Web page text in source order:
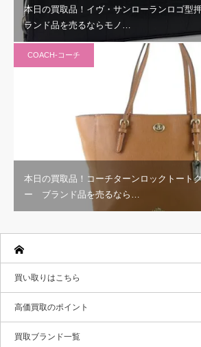
本日の買取品！イヴ・サンローランロゴ
ランド品を売るならモノ…
COACH-コーチ
本日の買取品！コーチターンロックトート
ー ブランド品を売るなら…
買い取りはこちら
高価買取のポイント
買取ブランド一覧